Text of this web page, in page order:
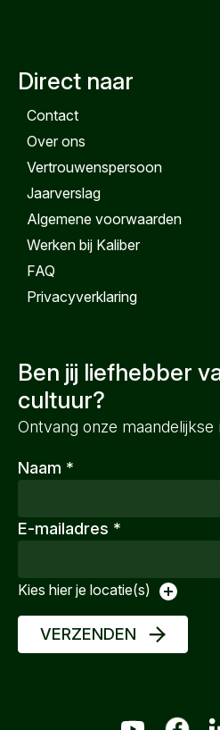
Direct naar
Contact
Over ons
Vertrouwenspersoon
Jaarverslag
Algemene voorwaarden
Werken bij Kaliber
FAQ
Privacyverklaring
Ben jij liefhebber
cultuur?
Ontvang onze maandelijkse
Naam *
E-mailadres *
Kies hier je locatie(s)
VERZENDEN